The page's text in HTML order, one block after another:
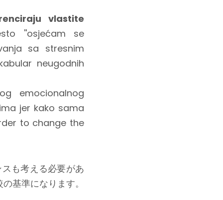
vlastite
''osjećam se
sa stresnim
neugodnih
emocionalnog
jer kako sama
to change the
も考える必要があ
基準になります。